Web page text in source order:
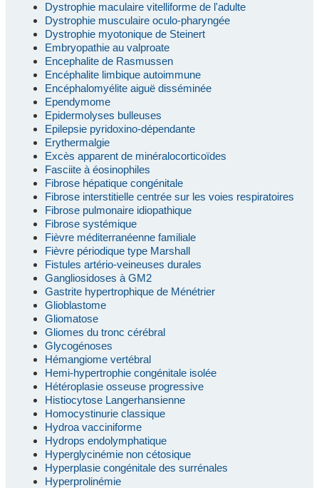
Dystrophie maculaire vitelliforme de l'adulte
Dystrophie musculaire oculo-pharyngée
Dystrophie myotonique de Steinert
Embryopathie au valproate
Encephalite de Rasmussen
Encéphalite limbique autoimmune
Encéphalomyélite aiguë disséminée
Ependymome
Epidermolyses bulleuses
Epilepsie pyridoxino-dépendante
Erythermalgie
Excès apparent de minéralocorticoïdes
Fasciite à éosinophiles
Fibrose hépatique congénitale
Fibrose interstitielle centrée sur les voies respiratoires
Fibrose pulmonaire idiopathique
Fibrose systémique
Fièvre méditerranéenne familiale
Fièvre périodique type Marshall
Fistules artério-veineuses durales
Gangliosidoses à GM2
Gastrite hypertrophique de Ménétrier
Glioblastome
Gliomatose
Gliomes du tronc cérébral
Glycogénoses
Hémangiome vertébral
Hemi-hypertrophie congénitale isolée
Hétéroplasie osseuse progressive
Histiocytose Langerhansienne
Homocystinurie classique
Hydroa vacciniforme
Hydrops endolymphatique
Hyperglycinémie non cétosique
Hyperplasie congénitale des surrénales
Hyperprolinémie